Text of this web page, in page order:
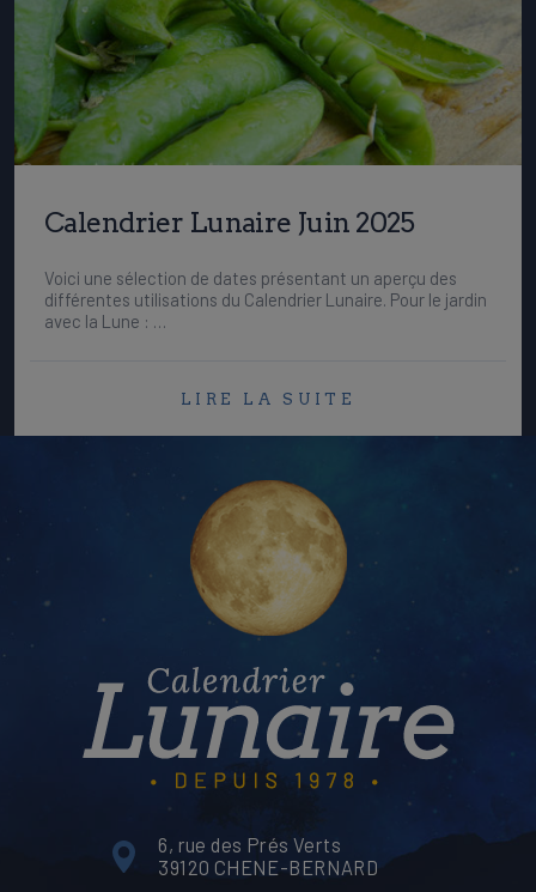
Calendrier Lunaire Juin 2025
Voici une sélection de dates présentant un aperçu des
différentes utilisations du Calendrier Lunaire. Pour le jardin
avec la Lune : …
LIRE LA SUITE
6, rue des Prés Verts
39120 CHENE-BERNARD